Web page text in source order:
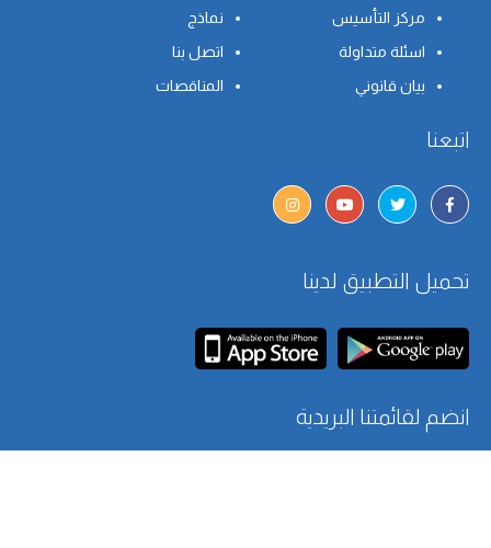
مركز التأسيس
نماذج
اسئلة متداولة
اتصل بنا
بيان قانوني
المناقصات
اتبعنا
تحميل التطبيق لدينا
انضم لقائمتنا البريدية